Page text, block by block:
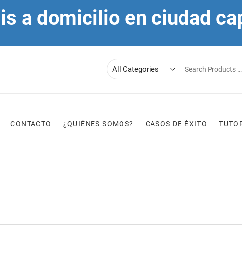
a domicilio en ciudad
CONTACTO ¿QUIÉNES SOMOS? CASOS DE ÉXITO